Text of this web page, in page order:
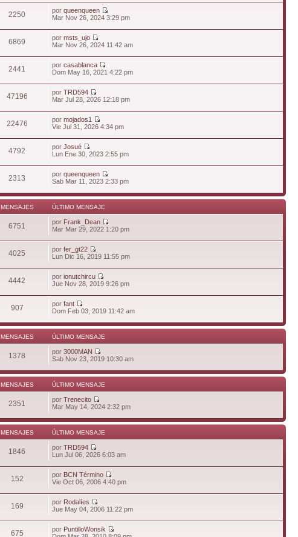
2250 porqueenqueen
Mar Nov 26, 2024 3:29 pm
6869 pormsts_ujo
Mar Nov 26, 2024 11:42 am
2441 porcasablanca
Dom May 16, 2021 4:22 pm
47196 porTRD594
Mar Jul 28, 2026 12:18 pm
22476 pormojados1
Vie Jul 31, 2026 4:34 pm
4792 porJosué
Lun Ene 30, 2023 2:55 pm
2313 porqueenqueen
Sab Mar 11, 2023 2:33 pm
MENSAJES ÚLTIMO MENSAJE
6751 por Frank_Dean
Mar Mar 29, 2022 1:20 pm
4025 porfer_gt22
Lun Dic 16, 2019 11:55 pm
4442 porionutchircu
Jue Nov 28, 2019 9:26 pm
907 porfant
Dom Feb 03, 2019 11:42 am
MENSAJES ÚLTIMO MENSAJE
1378 por3000MAN
Sab Nov 23, 2019 10:30 am
MENSAJES ÚLTIMO MENSAJE
2351 porTrenecito
Mar May 14, 2024 2:32 pm
MENSAJES ÚLTIMO MENSAJE
1846 porTRD594
Lun Jul 06, 2026 6:03 am
152 por BCN Término
Vie Oct 06, 2006 4:40 pm
169 por Rodalíes
Jue May 04, 2006 11:22 pm
675 por PuntilloWonsik